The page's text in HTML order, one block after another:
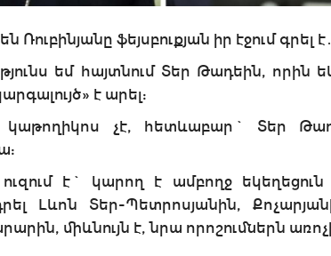
ֆեյսբուքյան իր էջում գրել է․
եմ հայտնում Տեր Թադեին, որին
է արել:
կաթողիկոս չէ, հետևաբար` Տեր
է` կարող է ամբողջ եկեղեցուն
Լևոն Տեր-Պետրոսյանին,
միևնույն է, նրա որոշումներն